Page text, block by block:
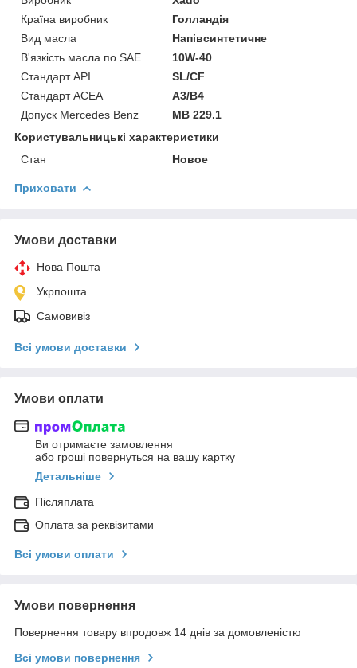
Країна виробник
Голландія
Вид масла
Напівсинтетичне
В'язкість масла по SAE
10W-40
Стандарт API
SL/CF
Стандарт ACEA
A3/B4
Допуск Mercedes Benz
MB 229.1
Користувальницькі характеристики
Стан
Новое
Приховати
Умови доставки
Нова Пошта
Укрпошта
Самовивіз
Всі умови доставки
Умови оплати
Ви отримаєте замовлення
або гроші повернуться на вашу картку
Детальніше
Післяплата
Оплата за реквізитами
Всі умови оплати
Умови повернення
Повернення товару впродовж 14 днів за домовленістю
Всі умови повернення